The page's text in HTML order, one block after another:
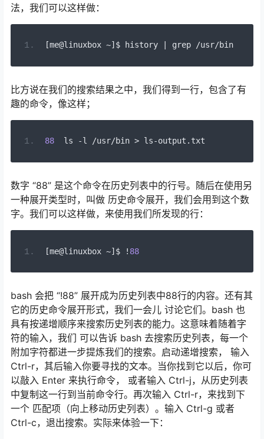
法，我们可以这样做：
[me@linuxbox ~] $ history grep /usr/bin
比方说在我们的搜索结果之中，我们得到一行，包含了有
趣的命令，像这样；
88
  ls
-l /usr/bin > ls-output . txt
数字 “88” 是这个命令在历史列表中的行号。随后在使用另
一种展开类型时，叫做 历史命令展开，我们会用到这个数
字。我们可以这样做，来使用我们所发现的行：
[me@linuxbox ~] $ ! 88
bash 会把 “!88” 展开成为历史列表中88行的内容。还有其
它的历史命令展开形式，我们一会儿 讨论它们。bash 也
具有按递增顺序来搜索历史列表的能力。这意味着随着字
符的输入，我们 可以告诉 bash 去搜索历史列表，每一个
附加字符都进一步提炼我们的搜索。启动递增搜索， 输入
Ctrl-r，其后输入你要寻找的文本。当你找到它以后，你可
以敲入 Enter 来执行命令， 或者输入 Ctrl-j，从历史列表
中复制这一行到当前命令行。再次输入 Ctrl-r，来找到下
一个 匹配项（向上移动历史列表）。输入 Ctrl-g 或者
Ctrl-c，退出搜索。实际来体验一下：